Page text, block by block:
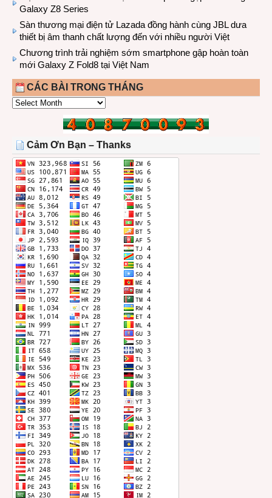
Galaxy Z8 Series
Sàn thương mại điện tử Lazada đồng hành cùng JBL dưa
thiết bị âm thanh chất lượng đến với nhiều người Việt
Chương trình trải nghiệm sớm smartphone gập hoàn toàn
mới Galaxy Z Fold8 tại Việt Nam
CÁC BÀI TRONG THÁNG
CÁC
THÁNG
Cảm Ơn Bạn – Thanks